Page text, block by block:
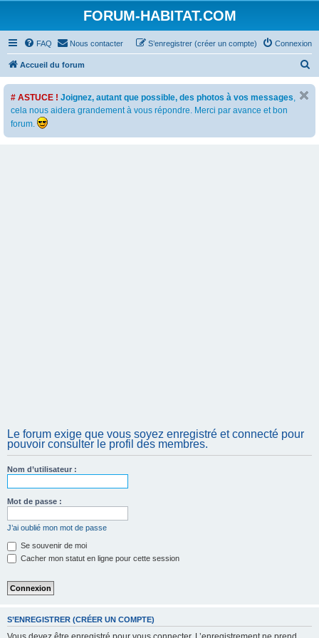
FORUM-HABITAT.COM
FAQ Nous contacter Connexion
S’enregistrer (créer un compte)
Accueil du forum
e
# ASTUCE ! Joignez, autant que possible, des photos à vos messages,
cela nous aidera grandement à vous répondre. Merci par avance et bon
forum.
Le forum exige que vous soyez enregistré et connecté pour
pouvoir consulter le profil des membres.
Nom d’utilisateur :
Mot de passe :
J’ai oublié mon mot de passe
Se souvenir de moi
Cacher mon statut en ligne pour cette session
S’ENREGISTRER (CRÉER UN COMPTE)